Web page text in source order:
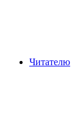
Читателю